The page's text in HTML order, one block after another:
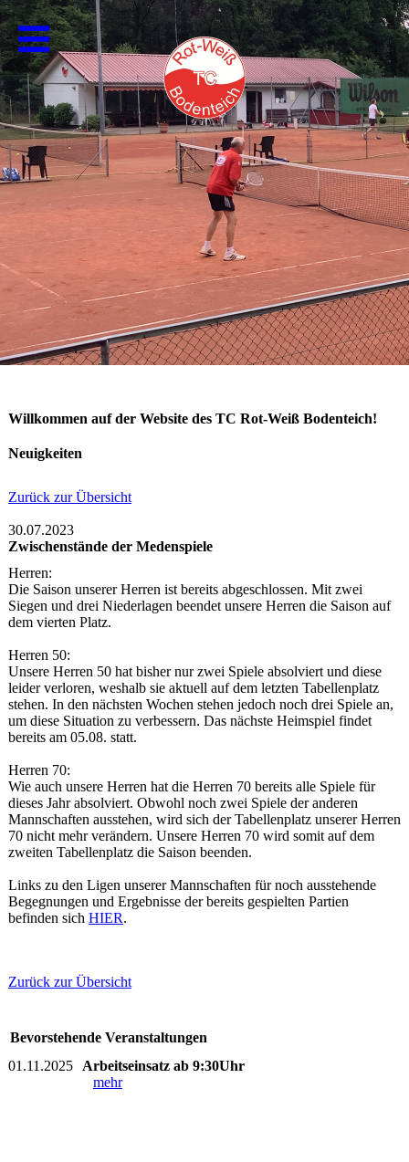
Willkommen auf der Website des TC Rot-Weiß Bodenteich!
Neuigkeiten
Zurück zur Übersicht
30.07.2023
Zwischenstände der Medenspiele
Herren:
Die Saison unserer Herren ist bereits abgeschlossen. Mit zwei
Siegen und drei Niederlagen beendet unsere Herren die Saison auf
dem vierten Platz.
Herren 50:
Unsere Herren 50 hat bisher nur zwei Spiele absolviert und diese
leider verloren, weshalb sie aktuell auf dem letzten Tabellenplatz
stehen. In den nächsten Wochen stehen jedoch noch drei Spiele an,
um diese Situation zu verbessern. Das nächste Heimspiel findet
bereits am 05.08. statt.
Herren 70:
Wie auch unsere Herren hat die Herren 70 bereits alle Spiele für
dieses Jahr absolviert. Obwohl noch zwei Spiele der anderen
Mannschaften ausstehen, wird sich der Tabellenplatz unserer Herren
70 nicht mehr verändern. Unsere Herren 70 wird somit auf dem
zweiten Tabellenplatz die Saison beenden.
Links zu den Ligen unserer Mannschaften für noch ausstehende
Begegnungen und Ergebnisse der bereits gespielten Partien
befinden sich HIER.
Zurück zur Übersicht
Bevorstehende Veranstaltungen
01.11.2025
Arbeitseinsatz ab 9:30Uhr
mehr